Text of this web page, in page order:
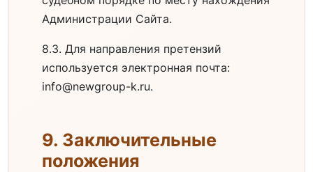
Администрации Сайта.
8.3. Для направления претензий
используется электронная почта:
info@newgroup-k.ru.
9. Заключительные
положения